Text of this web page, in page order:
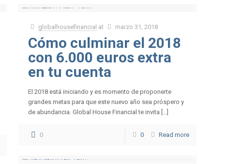
globalhousefinancial at marzo 31, 2018
Cómo culminar el 2018
con 6.000 euros extra
en tu cuenta
El 2018 está iniciando y es momento de proponerte
grandes metas para que este nuevo año sea próspero y
de abundancia. Global House Financial te invita […]
0 0 Read more